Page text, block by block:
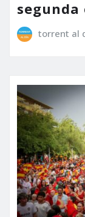
segunda
torrent al